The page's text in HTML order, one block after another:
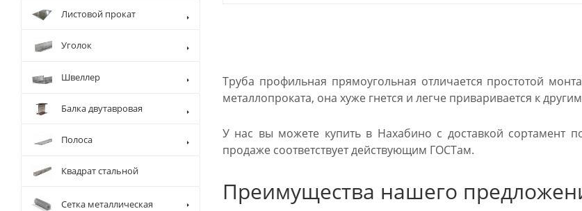
Труба профильная прямоугольная отличается простотой
металлопроката, она хуже гнется и легче приваривается к
У нас вы можете купить в Нахабино с доставкой сортамент
продаже соответствует действующим ГОСТам.
Преимущества нашего
Листовой прокат
Уголок
Швеллер
Балка двутавровая
Полоса
Квадрат стальной
Сетка металлическая